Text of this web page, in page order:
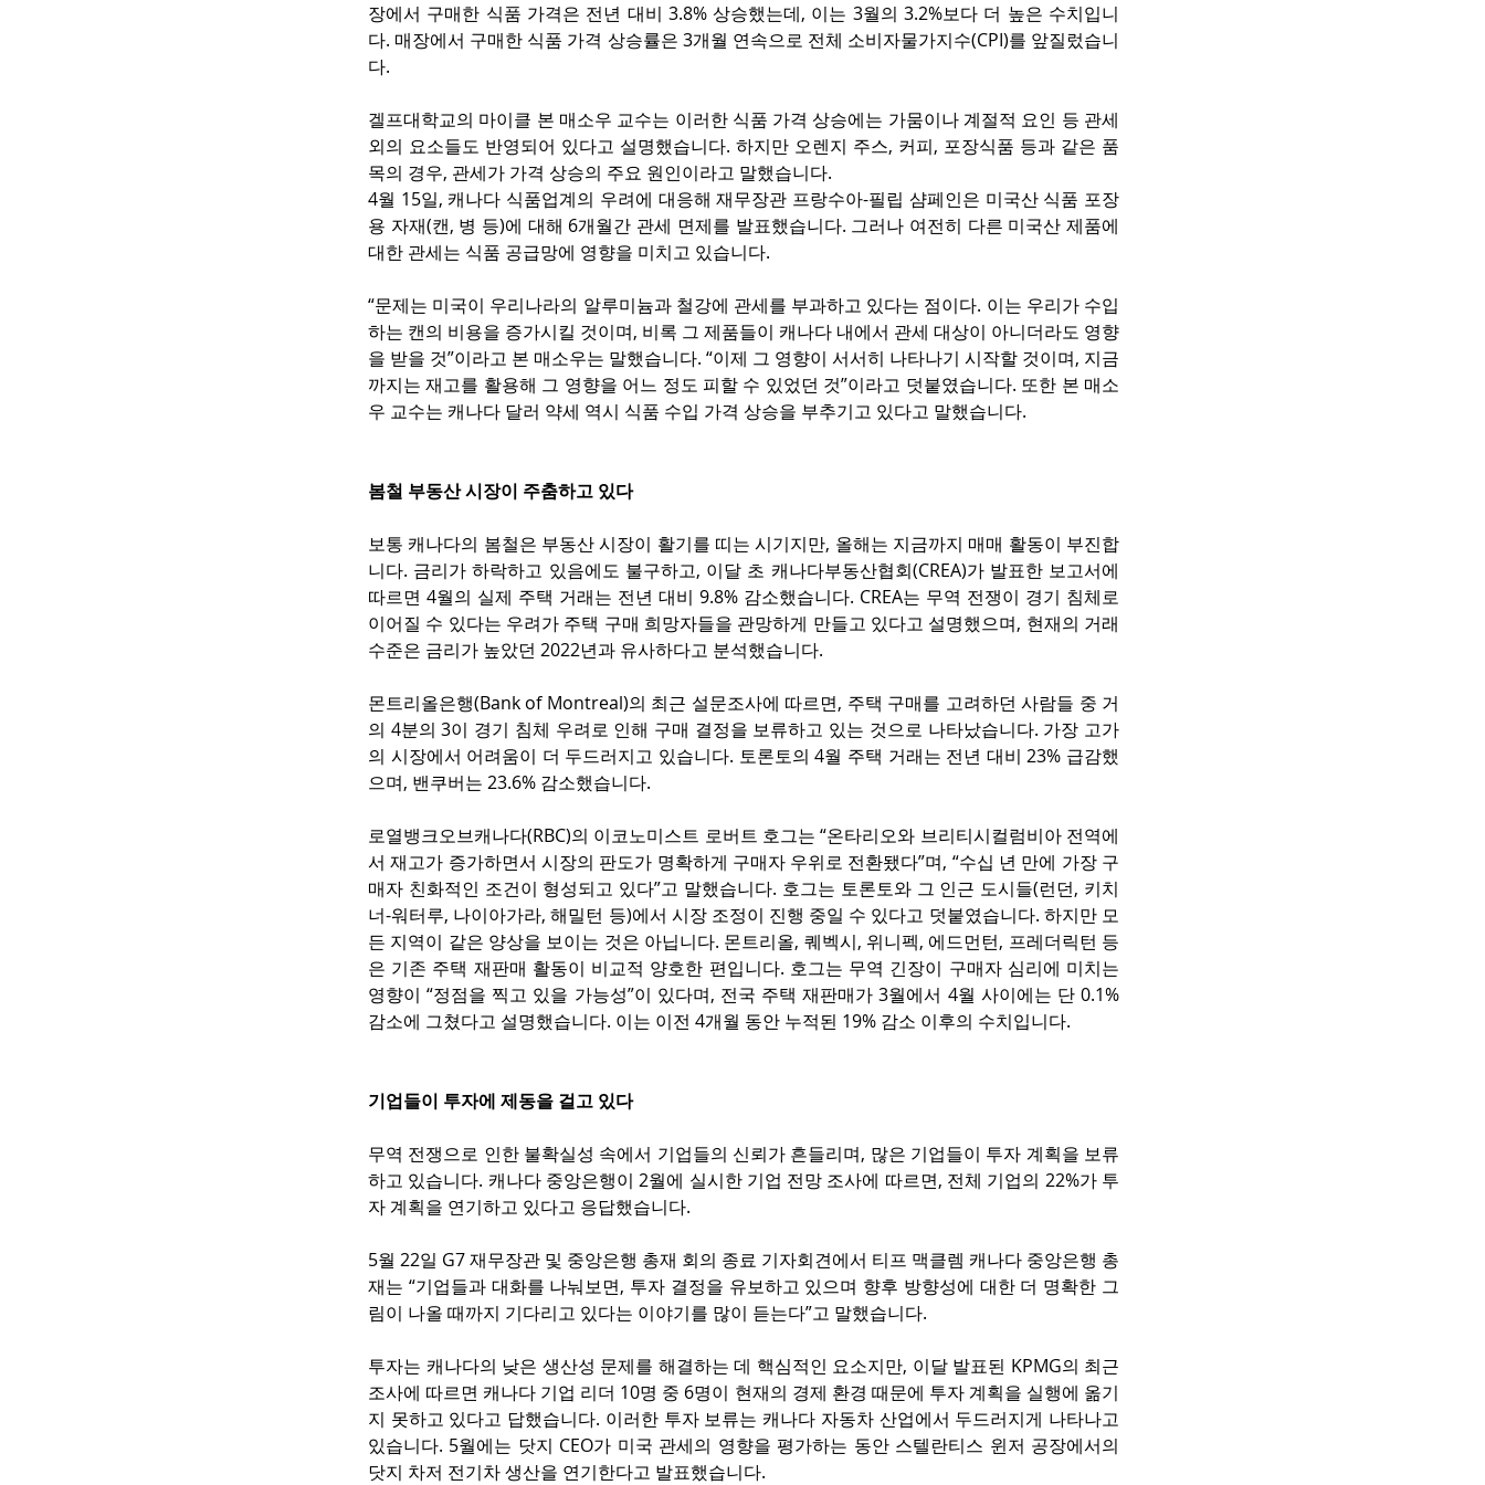
장에서 구매한 식품 가격은 전년 대비 3.8% 상승했는데, 이는 3월의 3.2%보다 더 높은 수치입니
다. 매장에서 구매한 식품 가격 상승률은 3개월 연속으로 전체 소비자물가지수(CPI)를 앞질렀습니
다.
겔프대학교의 마이클 본 매소우 교수는 이러한 식품 가격 상승에는 가뭄이나 계절적 요인 등 관세
외의 요소들도 반영되어 있다고 설명했습니다. 하지만 오렌지 주스, 커피, 포장식품 등과 같은 품
목의 경우, 관세가 가격 상승의 주요 원인이라고 말했습니다.
4월 15일, 캐나다 식품업계의 우려에 대응해 재무장관 프랑수아-필립 샴페인은 미국산 식품 포장
용 자재(캔, 병 등)에 대해 6개월간 관세 면제를 발표했습니다. 그러나 여전히 다른 미국산 제품에
대한 관세는 식품 공급망에 영향을 미치고 있습니다.
“문제는 미국이 우리나라의 알루미늄과 철강에 관세를 부과하고 있다는 점이다. 이는 우리가 수입
하는 캔의 비용을 증가시킬 것이며, 비록 그 제품들이 캐나다 내에서 관세 대상이 아니더라도 영향
을 받을 것”이라고 본 매소우는 말했습니다. “이제 그 영향이 서서히 나타나기 시작할 것이며, 지금
까지는 재고를 활용해 그 영향을 어느 정도 피할 수 있었던 것”이라고 덧붙였습니다. 또한 본 매소
우 교수는 캐나다 달러 약세 역시 식품 수입 가격 상승을 부추기고 있다고 말했습니다.
봄철 부동산 시장이 주춤하고 있다
보통 캐나다의 봄철은 부동산 시장이 활기를 띠는 시기지만, 올해는 지금까지 매매 활동이 부진합
니다. 금리가 하락하고 있음에도 불구하고, 이달 초 캐나다부동산협회(CREA)가 발표한 보고서에
따르면 4월의 실제 주택 거래는 전년 대비 9.8% 감소했습니다. CREA는 무역 전쟁이 경기 침체로
이어질 수 있다는 우려가 주택 구매 희망자들을 관망하게 만들고 있다고 설명했으며, 현재의 거래
수준은 금리가 높았던 2022년과 유사하다고 분석했습니다.
몬트리올은행(Bank of Montreal)의 최근 설문조사에 따르면, 주택 구매를 고려하던 사람들 중 거
의 4분의 3이 경기 침체 우려로 인해 구매 결정을 보류하고 있는 것으로 나타났습니다. 가장 고가
의 시장에서 어려움이 더 두드러지고 있습니다. 토론토의 4월 주택 거래는 전년 대비 23% 급감했
으며, 밴쿠버는 23.6% 감소했습니다.
로열뱅크오브캐나다(RBC)의 이코노미스트 로버트 호그는 “온타리오와 브리티시컬럼비아 전역에
서 재고가 증가하면서 시장의 판도가 명확하게 구매자 우위로 전환됐다”며, “수십 년 만에 가장 구
매자 친화적인 조건이 형성되고 있다”고 말했습니다. 호그는 토론토와 그 인근 도시들(런던, 키치
너-워터루, 나이아가라, 해밀턴 등)에서 시장 조정이 진행 중일 수 있다고 덧붙였습니다. 하지만 모
든 지역이 같은 양상을 보이는 것은 아닙니다. 몬트리올, 퀘벡시, 위니펙, 에드먼턴, 프레더릭턴 등
은 기존 주택 재판매 활동이 비교적 양호한 편입니다. 호그는 무역 긴장이 구매자 심리에 미치는
영향이 “정점을 찍고 있을 가능성”이 있다며, 전국 주택 재판매가 3월에서 4월 사이에는 단 0.1%
감소에 그쳤다고 설명했습니다. 이는 이전 4개월 동안 누적된 19% 감소 이후의 수치입니다.
기업들이 투자에 제동을 걸고 있다
무역 전쟁으로 인한 불확실성 속에서 기업들의 신뢰가 흔들리며, 많은 기업들이 투자 계획을 보류
하고 있습니다. 캐나다 중앙은행이 2월에 실시한 기업 전망 조사에 따르면, 전체 기업의 22%가 투
자 계획을 연기하고 있다고 응답했습니다.
5월 22일 G7 재무장관 및 중앙은행 총재 회의 종료 기자회견에서 티프 맥클렘 캐나다 중앙은행 총
재는 “기업들과 대화를 나눠보면, 투자 결정을 유보하고 있으며 향후 방향성에 대한 더 명확한 그
림이 나올 때까지 기다리고 있다는 이야기를 많이 듣는다”고 말했습니다.
투자는 캐나다의 낮은 생산성 문제를 해결하는 데 핵심적인 요소지만, 이달 발표된 KPMG의 최근
조사에 따르면 캐나다 기업 리더 10명 중 6명이 현재의 경제 환경 때문에 투자 계획을 실행에 옮기
지 못하고 있다고 답했습니다. 이러한 투자 보류는 캐나다 자동차 산업에서 두드러지게 나타나고
있습니다. 5월에는 닷지 CEO가 미국 관세의 영향을 평가하는 동안 스텔란티스 윈저 공장에서의
닷지 차저 전기차 생산을 연기한다고 발표했습니다.